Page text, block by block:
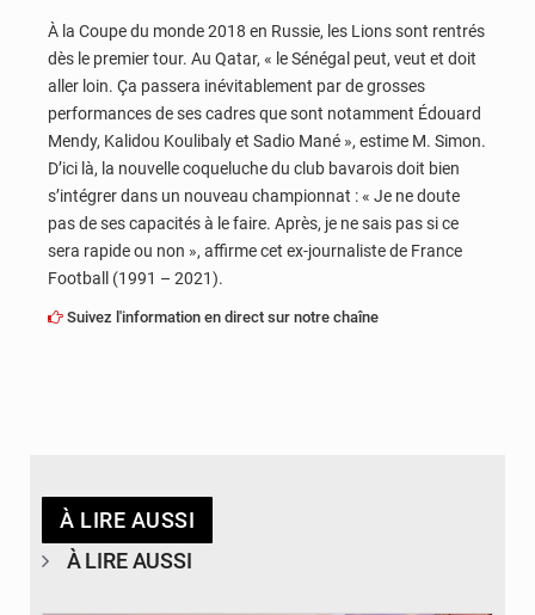
À la Coupe du monde 2018 en Russie, les Lions sont rentrés
dès le premier tour. Au Qatar, « le Sénégal peut, veut et doit
aller loin. Ça passera inévitablement par de grosses
performances de ses cadres que sont notamment Édouard
Mendy, Kalidou Koulibaly et Sadio Mané », estime M. Simon.
D’ici là, la nouvelle coqueluche du club bavarois doit bien
s’intégrer dans un nouveau championnat : « Je ne doute
pas de ses capacités à le faire. Après, je ne sais pas si ce
sera rapide ou non », affirme cet ex-journaliste de France
Football (1991 – 2021).
Suivez l'information en direct sur notre chaîne
À LIRE AUSSI
À LIRE AUSSI